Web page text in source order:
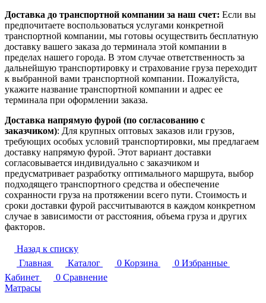
Доставка до транспортной компании за наш счет: Если вы
предпочитаете воспользоваться услугами конкретной
транспортной компании, мы готовы осуществить бесплатную
доставку вашего заказа до терминала этой компании в
пределах нашего города. В этом случае ответственность за
дальнейшую транспортировку и страхование груза переходит
к выбранной вами транспортной компании. Пожалуйста,
укажите название транспортной компании и адрес ее
терминала при оформлении заказа.
Доставка напрямую фурой (по согласованию с
заказчиком): Для крупных оптовых заказов или грузов,
требующих особых условий транспортировки, мы предлагаем
доставку напрямую фурой. Этот вариант доставки
согласовывается индивидуально с заказчиком и
предусматривает разработку оптимального маршрута, выбор
подходящего транспортного средства и обеспечение
сохранности груза на протяжении всего пути. Стоимость и
сроки доставки фурой рассчитываются в каждом конкретном
случае в зависимости от расстояния, объема груза и других
факторов.
Назад к списку
Главная
Каталог 0 Корзина 0 Избранные
Кабинет
0 Сравнение
Матрасы